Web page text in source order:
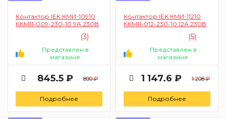
Контактор IEK КМИ-10910
ККМ11-009-230-10 9А 230В
(3)
Представлен в
магазине
845.5 ₽ 890 ₽
Подробнее
Контактор IEK КМИ-11210
ККМ11-012-230-10 12А 230В
(5)
Представлен в
магазине
1 147.6 ₽ 1 208 ₽
Подробнее